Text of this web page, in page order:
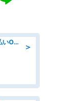
＞
マシンオペレーター/未経験OK/日払いOK/寮費無料/交替制/20・30・40代活躍中